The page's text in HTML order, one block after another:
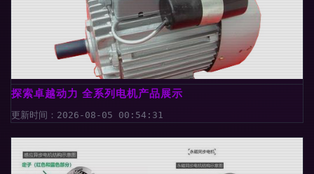
探索卓越动力 全系列电机产品展示
更新时间：2026-08-05 00:54:31